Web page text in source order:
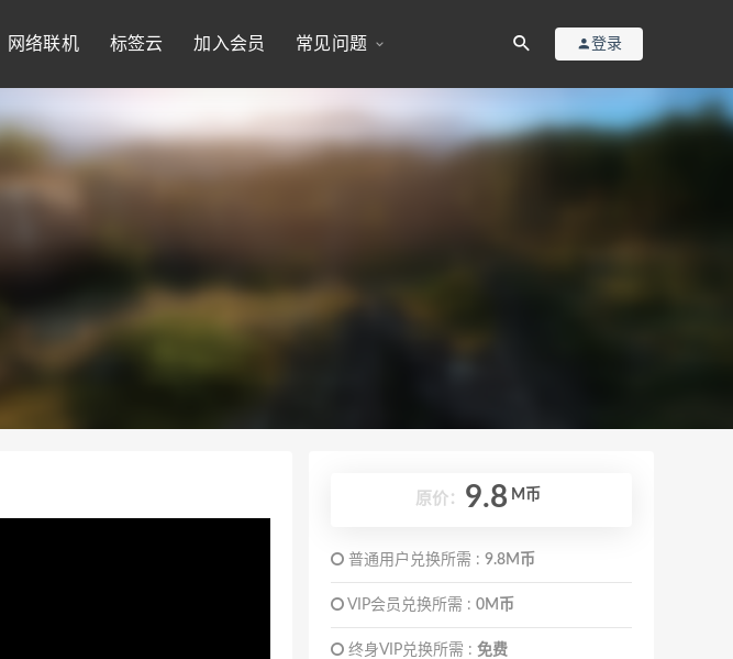
网络联机 标签云 加入会员 常见问题 登录
原价： 9.8 M币
普通用户兑换所需 : 9.8M币
VIP会员兑换所需 : 0M币
终身VIP兑换所需 : 免费